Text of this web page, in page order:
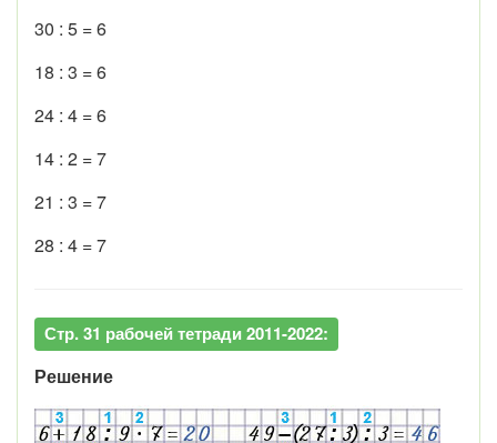
30 : 5 = 6
18 : 3 = 6
24 : 4 = 6
14 : 2 = 7
21 : 3 = 7
28 : 4 = 7
Стр. 31 рабочей тетради 2011-2022:
Решение